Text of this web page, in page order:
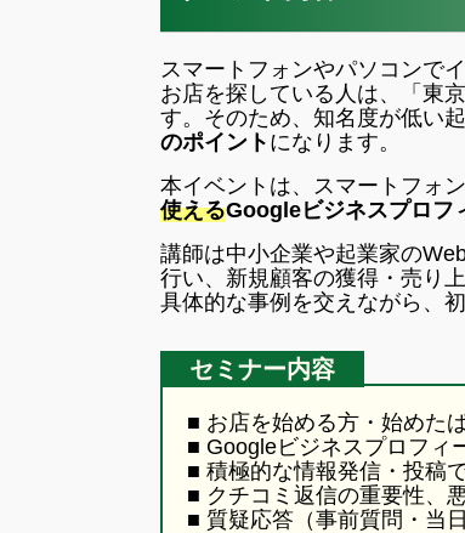
スマートフォンやパソコンで
お店を探している人は、「
す。そのため、知名度が低い起
のポイント になります。
本イベントは、スマートフォ
使えるGoogleビジネスプロフ
講師は中小企業や起業家の
行い、新規顧客の獲得・売り
具体的な事例を交えながら、
セミナー内容
■ お店を始める方・始めた
■ Googleビジネスプロフィ
■ 積極的な情報発信・投稿
■ クチコミ返信の重要性、
■ 質疑応答（事前質問・当